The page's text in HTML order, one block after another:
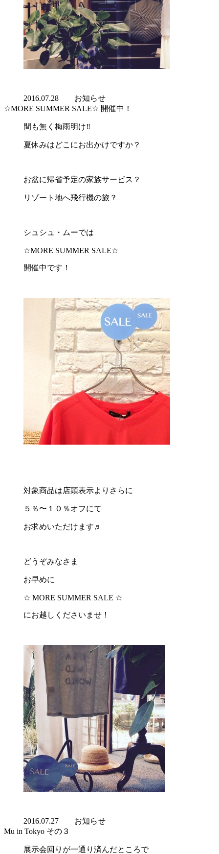
2016.07.28 お知らせ
☆MORE SUMMER SALE☆ 開催中！
間も無く梅雨明け‼︎
夏休みはどこにお出かけですか？
お盆に帰省予定の家族サービス？
リゾート地へ飛行機の旅？
シュシュ・ムーでは
☆MORE SUMMER SALE☆
開催中です！
対象商品は店頭表示よりさらに
５％〜１０％オフにて
お求めいただけます♬
どうぞみなさま
お早めに
☆ MORE SUMMER SALE ☆
にお越しくださいませ！
2016.07.27 お知らせ
Mu in Tokyo その３
展示会回りが一通り済んだところで